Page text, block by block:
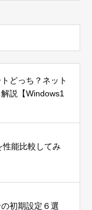
どっち？ネット
説【Windows1
性能比較してみ
初期設定６選